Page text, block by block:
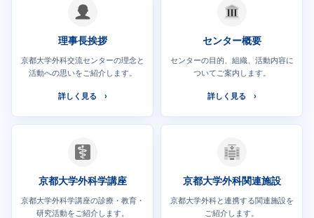
理事長挨拶
京都大学外科交流センターの理念と
活動への思いをご紹介します。
詳しく見る
センター概要
センターの目的、組織、活動内容に
ついてご案内します。
詳しく見る
京都大学外科学講座
京都大学外科学講座の診療・教育・
研究活動をご紹介します。
京都大学外科関連施設
京都大学外科と連携する関連施設を
ご紹介します。